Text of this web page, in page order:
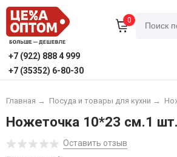
0
+7 (922) 888 4 999
+7 (35352) 6-80-30
Главная → Посуда и товары для кухни →
Ножеточка 10*23 см.1 шт.
Оставить отзыв